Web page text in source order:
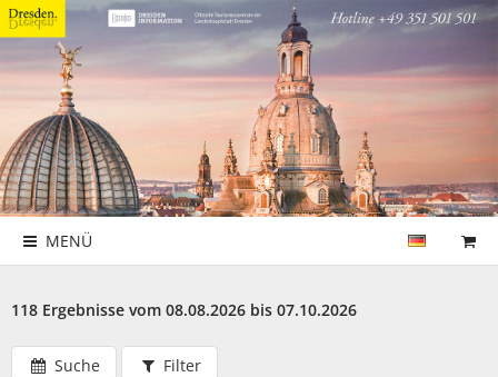
MENÜ
118 Ergebnisse vom 08.08.2026 bis 07.10.2026
Suche Filter